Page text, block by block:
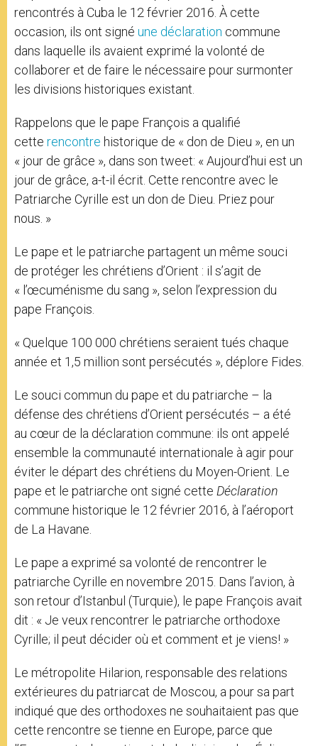
rencontrés à Cuba le 12 février 2016. À cette
occasion, ils ont signé une déclaration commune
dans laquelle ils avaient exprimé la volonté de
collaborer et de faire le nécessaire pour surmonter
les divisions historiques existant.
Rappelons que le pape François a qualifié
cette rencontre historique de « don de Dieu », en un
« jour de grâce », dans son tweet: « Aujourd’hui est un
jour de grâce, a-t-il écrit. Cette rencontre avec le
Patriarche Cyrille est un don de Dieu. Priez pour
nous. »
Le pape et le patriarche partagent un même souci
de protéger les chrétiens d’Orient : il s’agit de
« l’œcuménisme du sang », selon l’expression du
pape François.
« Quelque 100 000 chrétiens seraient tués chaque
année et 1,5 million sont persécutés », déplore Fides.
Le souci commun du pape et du patriarche – la
défense des chrétiens d’Orient persécutés – a été
au cœur de la déclaration commune: ils ont appelé
ensemble la communauté internationale à agir pour
éviter le départ des chrétiens du Moyen-Orient. Le
pape et le patriarche ont signé cette Déclaration
commune historique le 12 février 2016, à l’aéroport
de La Havane.
Le pape a exprimé sa volonté de rencontrer le
patriarche Cyrille en novembre 2015. Dans l’avion, à
son retour d’Istanbul (Turquie), le pape François avait
dit : « Je veux rencontrer le patriarche orthodoxe
Cyrille; il peut décider où et comment et je viens! »
Le métropolite Hilarion, responsable des relations
extérieures du patriarcat de Moscou, a pour sa part
indiqué que des orthodoxes ne souhaitaient pas que
cette rencontre se tienne en Europe, parce que